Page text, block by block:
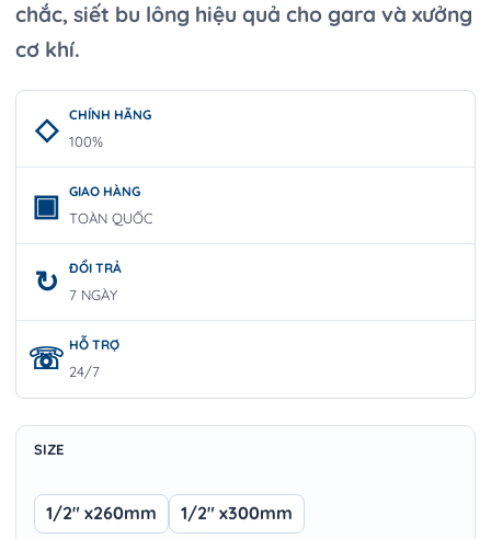
chắc, siết bu lông hiệu quả cho gara và xưởng
cơ khí.
CHÍNH HÃNG
100%
GIAO HÀNG
TOÀN QUỐC
ĐỔI TRẢ
7 NGÀY
HỖ TRỢ
24/7
SIZE
1/2″ x260mm 1/2″ x300mm